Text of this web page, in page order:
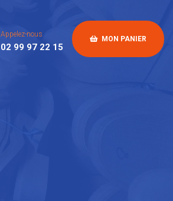
Appelez-nous
02 99 97 22 15
MON PANIER